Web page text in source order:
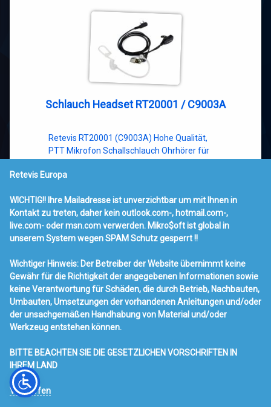
Retevis Europa
WICHTIG!! Ihre Mailadresse ist unverzichtbar um mit Ihnen in
Kontakt zu treten, daher kein outlook.com-, hotmail.com-,
live.com- oder msn.com verwerden. Mikro$oft ist global in
unserem System wegen SPAM Schutz gesperrt !!
Wichtiger Hinweis: Der Betreiber der Website übernimmt keine
Gewähr für die Richtigkeit der angegebenen Informationen sowie
keine Verantwortung für Schäden, die durch Betrieb, Nachbauten,
Umbauten, Umsetzungen der vorhandenen Anleitungen und/oder
der unsachgemäßen Handhabung von Material und/oder
Werkzeug entstehen können.
BITTE BEACHTEN SIE DIE GESETZLICHEN VORSCHRIFTEN IN
IHREM LAND
Verwerfen
Schlauch Headset RT20001 / C9003A
Retevis RT20001 (C9003A) Hohe Qualität,
PTT Mikrofon Schallschlauch Ohrhörer für
inkl. 19 % MwSt.
zzgl.Versandkosten
Lieferzeit:
Wenn verfügbar innerhalb 2-5 Werktagen, bei
In den Warenkorb